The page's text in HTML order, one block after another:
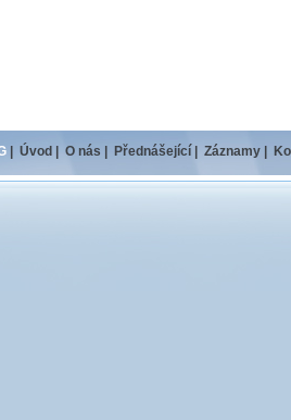
Úvod O nás Přednášející Záznamy